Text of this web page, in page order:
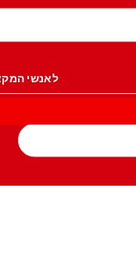
לאנשי